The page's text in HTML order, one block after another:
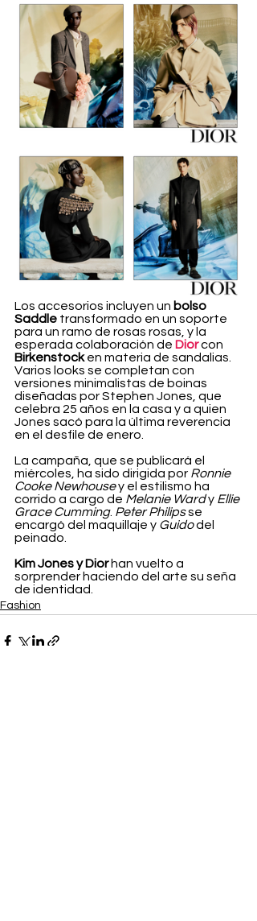
Los accesorios incluyen un bolso
Saddle transformado en un soporte
para un ramo de rosas rosas, y la
esperada colaboración de Diorcon
Birkenstock en materia de sandalias.
Varios looks se completan con
versiones minimalistas de boinas
diseñadas por Stephen Jones, que
celebra 25 años en la casa y a quien
Jones sacó para la última reverencia
en el desfile de enero.
La campaña, que se publicará el
miércoles, ha sido dirigida por Ronnie
Cooke Newhouse y el estilismo ha
corrido a cargo de Melanie Ward y Ellie
Grace Cumming. Peter Philips se
encargó del maquillaje y Guido del
peinado.
Kim Jones y Dior han vuelto a
sorprender haciendo del arte su seña
de identidad.
Fashion